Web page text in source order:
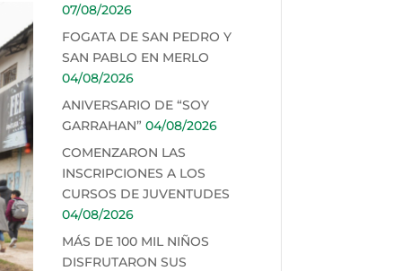
07/08/2026
FOGATA DE SAN PEDRO Y
SAN PABLO EN MERLO
04/08/2026
ANIVERSARIO DE “SOY
GARRAHAN” 04/08/2026
COMENZARON LAS
INSCRIPCIONES A LOS
CURSOS DE JUVENTUDES
04/08/2026
MÁS DE 100 MIL NIÑOS
DISFRUTARON SUS